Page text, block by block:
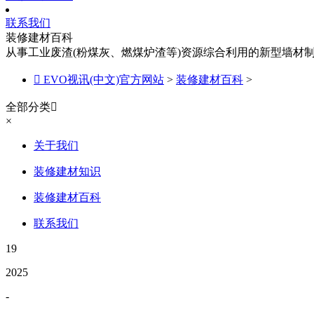
联系我们
装修建材百科
从事工业废渣(粉煤灰、燃煤炉渣等)资源综合利用的新型墙材
 EVO视讯(中文)官方网站 > 装修建材百科 >
全部分类
×
关于我们
装修建材知识
装修建材百科
联系我们
19
2025
-